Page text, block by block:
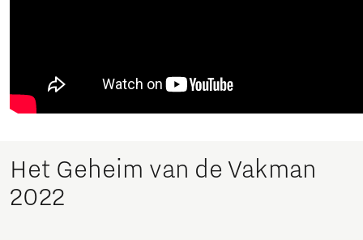
Het Geheim van de Vakman
2022